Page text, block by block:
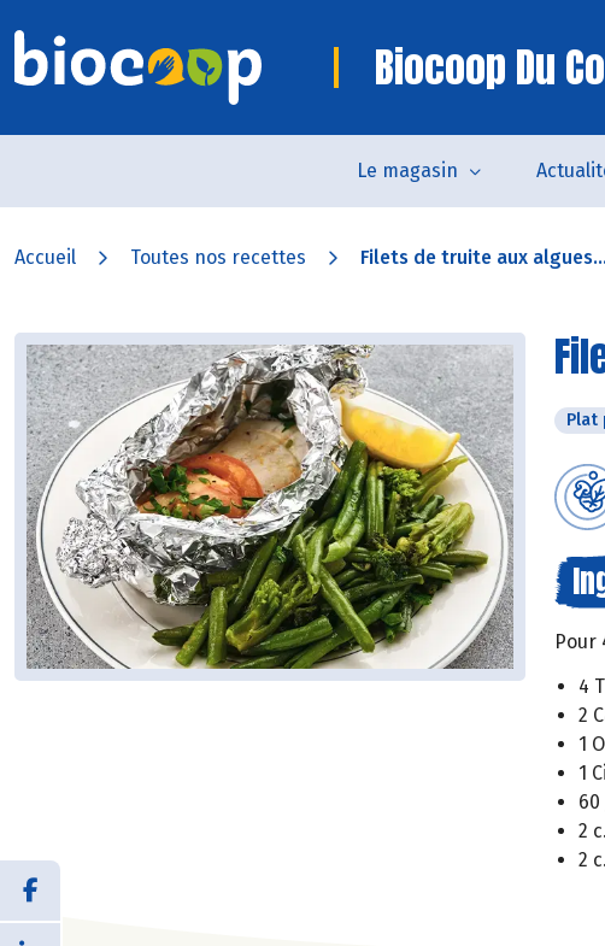
Biocoop Du
Le magasin
Accueil Toutes nos recettes Filets de truite aux
Plat
Pour
4
2
1
1
60
2
2